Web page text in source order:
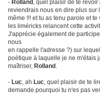
- Rolland , quel plaisir de te
reviendrais nous en dire plus sur
même !!! et tu as tenu parole et
les liméricks relancent cette
J'apprécie également de
nous
en rappelle l'adresse ?) sur
poétique à laquelle je ne m'étais
maîtriser, Rolland .
- Luc, ah Luc, quel plaisir de te
demande pourquoi tu n'es pas